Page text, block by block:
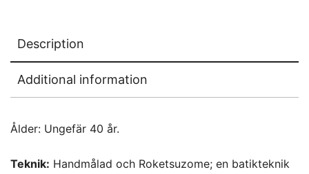
Description
Additional information
Ålder: Ungefär 40 år.
Teknik: Handmålad och Roketsuzome; en batikteknik